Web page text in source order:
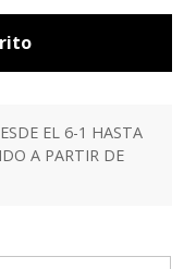
EL 6-1 HASTA
A PARTIR DE